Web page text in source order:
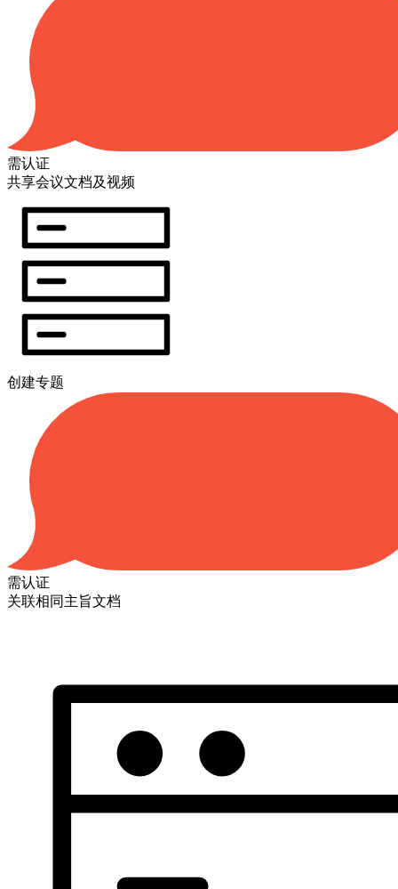
需认证
共享会议文档及视频
创建专题
需认证
关联相同主旨文档